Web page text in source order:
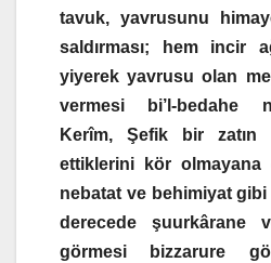
tavuk, yavrusunu
saldırması; hem incir
yiyerek yavrusu olan
vermesi bi’l-bedahe
Kerîm, Şefik bir zatın
ettiklerini kör olmayana
nebatat ve behimiyat
derecede şuurkârane
görmesi bizzarure